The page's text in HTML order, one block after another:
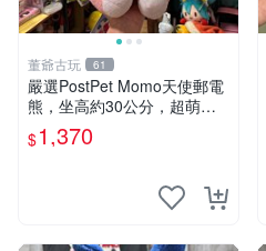
董爺古玩 61
嚴選PostPet Momo天使郵電
熊，坐高約30公分，超萌可
愛收藏首選 天使郵電熊 Mom
o熊 玩具
$1,370